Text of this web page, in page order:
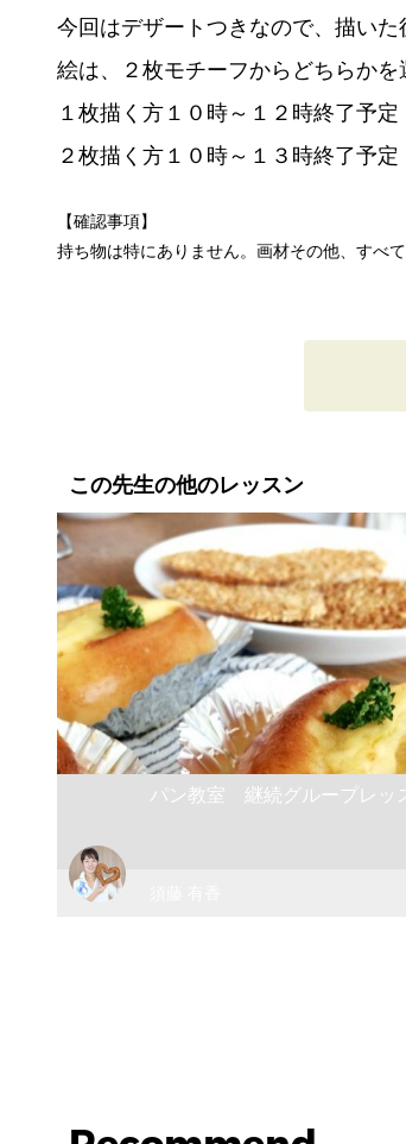
今回はデザートつきなので、描い
絵は、２枚モチーフからどちらかを
１枚描く方１０時～１２時終了予定
２枚描く方１０時～１３時終了予定
【確認事項】
持ち物は特にありません。画材その他、すべ
この先生の他のレッスン
パン教室 継続グループレッ